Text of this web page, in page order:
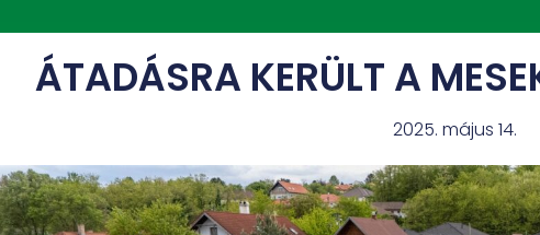
ÁTADÁSRA KERÜLT A
2025. május 14.